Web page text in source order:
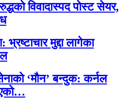
विवादास्पद पोस्ट सेयर,
भ्रष्टाचार मुद्दा लागेका
‘मौन’ बन्दुक: कर्नल